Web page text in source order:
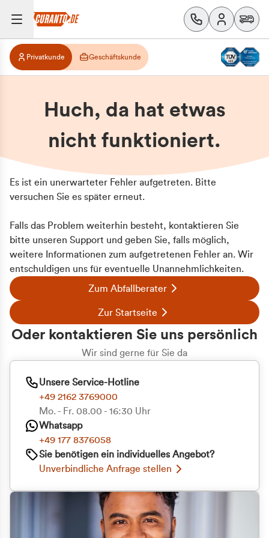
Zustimmung
Wir verwenden Cookies, um Inhalte und Anzeigen
zu personalisieren, Funktionen für soziale Medien
anbieten zu können und die Zugriffe auf unsere
Privatkunde Geschäftskunde
Huch, da hat etwas
nicht funktioniert.
Es ist ein unerwarteter Fehler aufgetreten. Bitte
versuchen Sie es später erneut.
Falls das Problem weiterhin besteht, kontaktieren Sie
bitte unseren Support und geben Sie, falls möglich,
weitere Informationen zum aufgetretenen Fehler an. Wir
entschuldigen uns für eventuelle Unannehmlichkeiten.
Zum Abfallberater
Zur Startseite
Oder kontaktieren Sie uns persönlich
Wir sind gerne für Sie da
Unsere Service-Hotline
+49 2162 3769000
Mo. - Fr. 08.00 - 16:30 Uhr
Whatsapp
+49 177 8376058
Sie benötigen ein individuelles Angebot?
Unverbindliche Anfrage stellen